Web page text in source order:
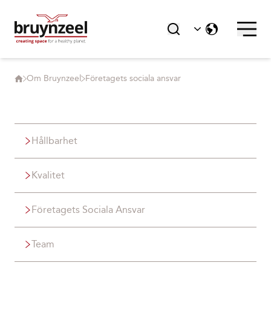
Om Bruynzeel Företagets sociala ansvar
Hållbarhet
Kvalitet
Företagets Sociala Ansvar
Team